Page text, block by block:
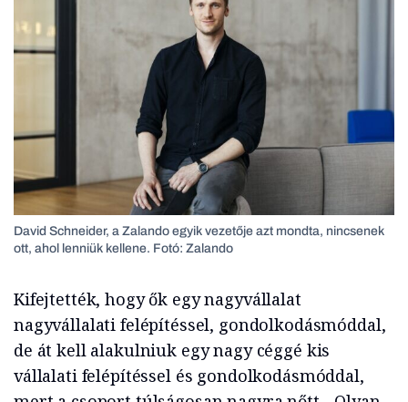
David Schneider, a Zalando egyik vezetője azt mondta, nincsenek
ott, ahol lenniük kellene. Fotó: Zalando
Kifejtették, hogy ők egy nagyvállalat
nagyvállalati felépítéssel, gondolkodásmóddal,
de át kell alakulniuk egy nagy céggé kis
vállalati felépítéssel és gondolkodásmóddal,